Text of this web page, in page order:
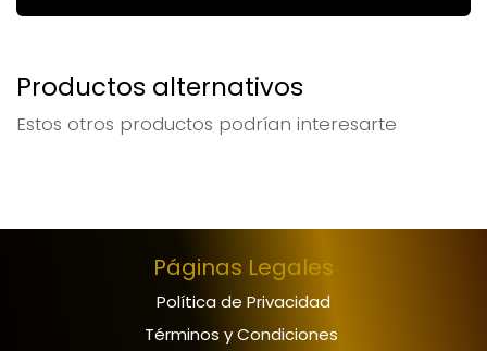
Productos alternativos
Estos otros productos podrían interesarte
Páginas Legales
Política de Privacidad
Términos y Condiciones